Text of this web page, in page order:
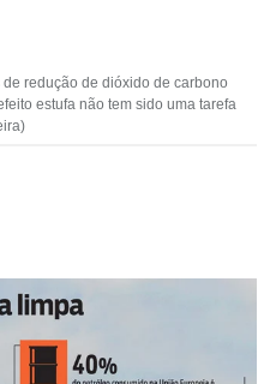
redução de dióxido de carbono
estufa não tem sido uma tarefa